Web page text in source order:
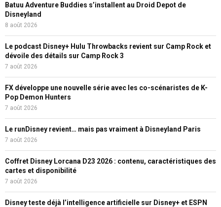
Batuu Adventure Buddies s’installent au Droid Depot de
Disneyland
8 août 2026
Le podcast Disney+ Hulu Throwbacks revient sur Camp Rock et
dévoile des détails sur Camp Rock 3
7 août 2026
FX développe une nouvelle série avec les co-scénaristes de K-
Pop Demon Hunters
7 août 2026
Le runDisney revient… mais pas vraiment à Disneyland Paris
7 août 2026
Coffret Disney Lorcana D23 2026 : contenu, caractéristiques des
cartes et disponibilité
7 août 2026
Disney teste déjà l’intelligence artificielle sur Disney+ et ESPN